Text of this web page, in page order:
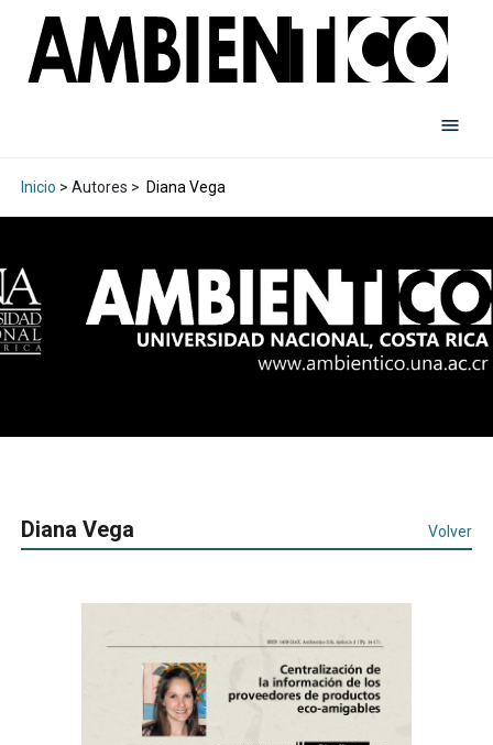
Inicio > Autores > Diana Vega
Diana Vega Volver